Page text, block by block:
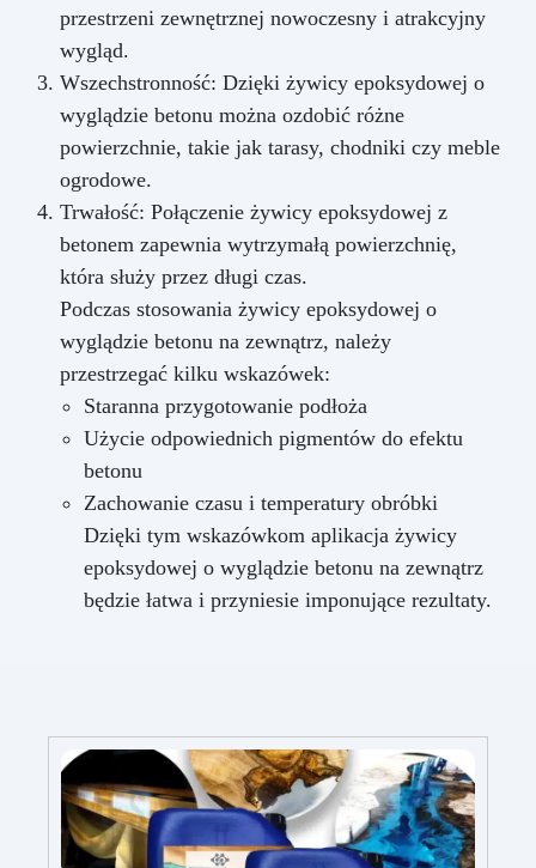
przestrzeni zewnętrznej nowoczesny i atrakcyjny
wygląd.
Wszechstronność: Dzięki żywicy epoksydowej o
wyglądzie betonu można ozdobić różne
powierzchnie, takie jak tarasy, chodniki czy meble
ogrodowe.
Trwałość: Połączenie żywicy epoksydowej z
betonem zapewnia wytrzymałą powierzchnię,
która służy przez długi czas.
Podczas stosowania żywicy epoksydowej o
wyglądzie betonu na zewnątrz, należy
przestrzegać kilku wskazówek:
Staranna przygotowanie podłoża
Użycie odpowiednich pigmentów do efektu
betonu
Zachowanie czasu i temperatury obróbki
Dzięki tym wskazówkom aplikacja żywicy
epoksydowej o wyglądzie betonu na zewnątrz
będzie łatwa i przyniesie imponujące rezultaty.